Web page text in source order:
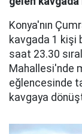
Konya'nın
kavgada 1 kişi
saat 23.30
Mahallesi'nde
eğlencesinde
kavgaya